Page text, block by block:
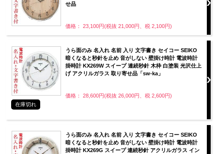
せ品
価格： 23,100円(税抜 21,000円、税 2,100円)
うら面のみ 名入れ 名前 入り 文字書き セイコー SEIKO
暗くなると秒針を止め 音がしない 壁掛け時計 電波時計
掛時計 KX269W スイープ 連続秒針 木枠 白塗装 光沢仕上
げ アクリルガラス 取り寄せ品「sw-ka」
価格： 28,600円(税抜 26,000円、税 2,600円)
在庫切れ
うら面のみ 名入れ 名前 入り 文字書き セイコー SEIKO
暗くなると秒針を止め 音がしない 壁掛け時計 電波時計
掛時計 KX269G スイープ 連続秒針 アクリルガラス イン